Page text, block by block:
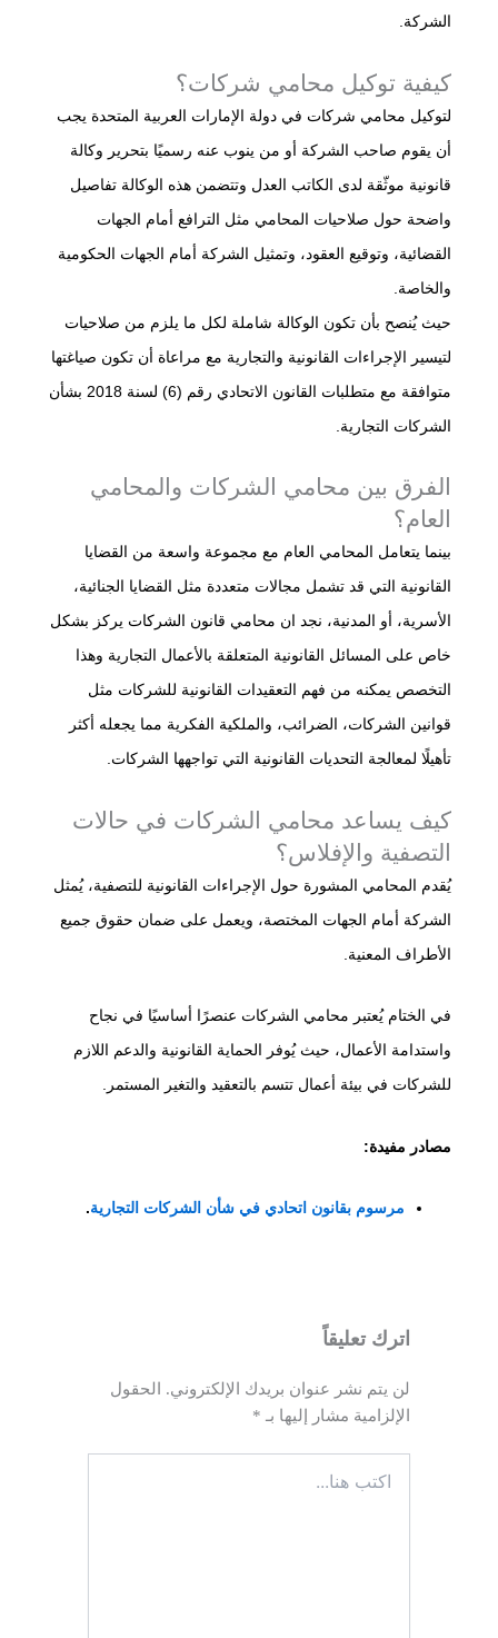
الشركة.
كيفية توكيل محامي شركات؟
لتوكيل محامي شركات في دولة الإمارات العربية المتحدة يجب
أن يقوم صاحب الشركة أو من ينوب عنه رسميًا بتحرير وكالة
قانونية موثّقة لدى الكاتب العدل وتتضمن هذه الوكالة تفاصيل
واضحة حول صلاحيات المحامي مثل الترافع أمام الجهات
القضائية، وتوقيع العقود، وتمثيل الشركة أمام الجهات الحكومية
والخاصة.
حيث يُنصح بأن تكون الوكالة شاملة لكل ما يلزم من صلاحيات
لتيسير الإجراءات القانونية والتجارية مع مراعاة أن تكون صياغتها
متوافقة مع متطلبات القانون الاتحادي رقم (6) لسنة 2018 بشأن
الشركات التجارية.
الفرق بين محامي الشركات والمحامي
العام؟
بينما يتعامل المحامي العام مع مجموعة واسعة من القضايا
القانونية التي قد تشمل مجالات متعددة مثل القضايا الجنائية،
الأسرية، أو المدنية، نجد ان محامي قانون الشركات يركز بشكل
خاص على المسائل القانونية المتعلقة بالأعمال التجارية وهذا
التخصص يمكنه من فهم التعقيدات القانونية للشركات مثل
قوانين الشركات، الضرائب، والملكية الفكرية مما يجعله أكثر
تأهيلًا لمعالجة التحديات القانونية التي تواجهها الشركات.
كيف يساعد محامي الشركات في حالات
التصفية والإفلاس؟
يُقدم المحامي المشورة حول الإجراءات القانونية للتصفية، يُمثل
الشركة أمام الجهات المختصة، ويعمل على ضمان حقوق جميع
الأطراف المعنية.
في الختام يُعتبر محامي الشركات عنصرًا أساسيًا في نجاح
واستدامة الأعمال، حيث يُوفر الحماية القانونية والدعم اللازم
للشركات في بيئة أعمال تتسم بالتعقيد والتغير المستمر.​
مصادر مفيدة:
مرسوم بقانون اتحادي في شأن الشركات التجارية.
اترك تعليقاً
لن يتم نشر عنوان بريدك الإلكتروني.
الحقول
الإلزامية مشار إليها بـ *
هنا...